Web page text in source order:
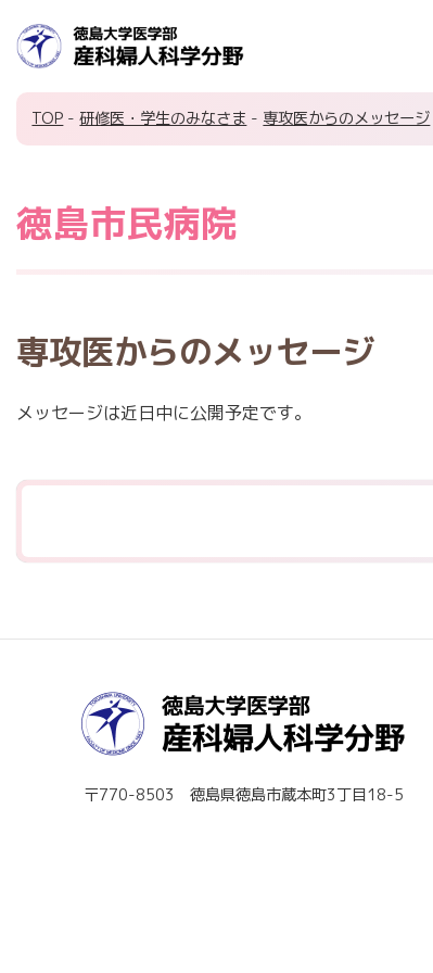
TOP -研修医・学生のみなさま - 専攻医からのメッセージ
徳島市民病院
専攻医からのメッセージ
メッセージは近日中に公開予定です。
〒770-8503 徳島県徳島市蔵本町3丁目18-5